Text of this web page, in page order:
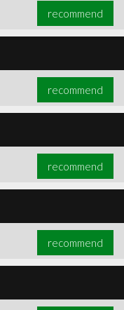
recommend
recommend
recommend
recommend